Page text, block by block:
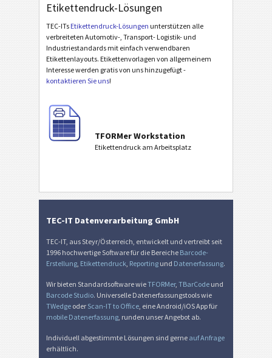
Etikettendruck-Lösungen
TEC-ITs Etikettendruck-Lösungen unterstützen alle
verbreiteten Automotiv-, Transport- Logistik- und
Industriestandards mit einfach verwendbaren
Etikettenlayouts. Etikettenvorlagen von allgemeinem
Interesse werden gratis von uns hinzugefügt -
kontaktieren Sie uns!
TFORMer Workstation
Etikettendruck am Arbeitsplatz
TEC-IT Datenverarbeitung GmbH
TEC-IT, aus Steyr/Österreich, entwickelt und vertreibt seit
1996 hochwertige Software für die Bereiche Barcode-
Erstellung, Etikettendruck, Reporting und Datenerfassung.
Wir bieten Standardsoftware wieTFORMer, TBarCode und
Barcode Studio. Universelle Datenerfassungstools wie
TWedge oder Scan-IT to Office, eine Android/iOS App für
mobile Datenerfassung, runden unser Angebot ab.
Individuell abgestimmte Lösungen sind gerne auf Anfrage
erhältlich.